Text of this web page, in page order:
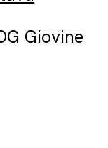
Giovine